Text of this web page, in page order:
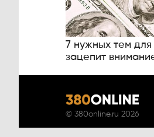
7 нужных тем
зацепит
© 380online.ru 2026